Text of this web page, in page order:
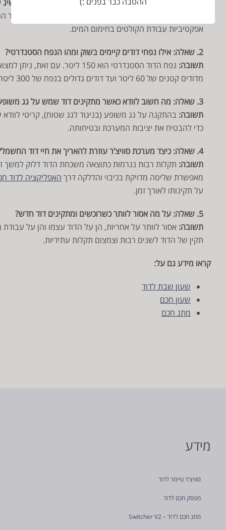
אפקטיביות עבודת הקולטים בחימום המים.
2. שאלה: אילו נפחי דודים קיימים בשוק ומהו הנפח הסטנדרטי?
תשובה:
נפח הדוד הסטנדרטי הוא 150
מדודים קטנים של 60 ליטר ועד דודים גדולים בנפח של 300 ליטר.
3. שאלה: מה חשוב לוודא כאשר מתקינים דוד שמש על גג משופע?
תשובה: בהתקנה על גג משופע (בניגוד לגג שטוח), קריטי
כדי להבטיח את יציבות המערכת ובטיחותה.
4. שאלה: כיצד מערכת סוויצ’ר עוזרת להאריך את חיי דוד החשמל?
תשובה: תקלות רבות נגרמות כתוצאה משכחת הדוד דלוק למשך
מאפשרת שליטה מדויקת בכיבוי והדלקה דרך האפליקציה לדוד
על תקינותו לאורך זמן.
5. שאלה: על מה אסור לוותר כשרוכשים ומתקינים דוד חדש?
תשובה: אסור לוותר על אחריות, הן על הדוד עצמו והן על
תקין של הדוד לשנים רבות וצמצום תקלות עתידיות.
קראו מידע גם על:
שעון שבת לדוד
שעון חכם
מתג חכם
מידע
סוויצ’ר טיימר לדוד
מפסק חכם לדוד
מתג חכם לדוד – Switcher V2